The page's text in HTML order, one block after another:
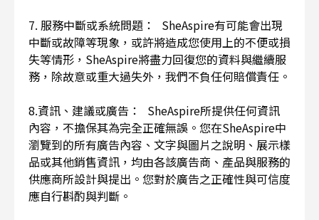
7. 服務中斷或系統問題： SheAspire有可能會出現
中斷或故障等現象，或許將造成您使用上的不便或損
失等情形，SheAspire將盡力回復您的資料與繼續服
務，除故意或重大過失外，我們不負任何賠償責任。
8.資訊、建議或廣告： SheAspire所提供任何資訊
內容，不擔保其為完全正確無誤。您在SheAspire中
瀏覽到的所有廣告內容、文字與圖片之說明、展示樣
品或其他銷售資訊，均由各該廣告商、產品與服務的
供應商所設計與提出。您對於廣告之正確性與可信度
應自行斟酌與判斷。